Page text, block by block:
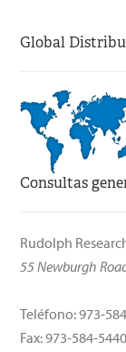
Global
Consultas
Rudolph
55 Newburgh
Teléfono: 973-
Fax: 973-584-5440